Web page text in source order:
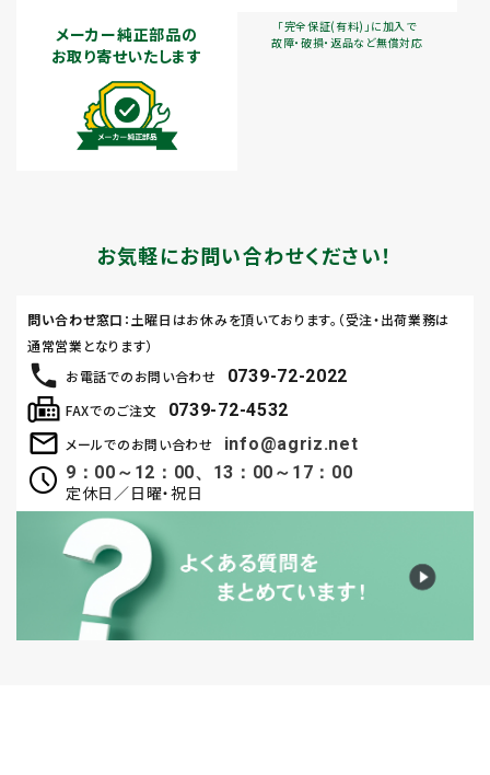
「完全保証(有料)」に加入で
故障・破損・返品など無償対応
メーカー純正部品の
お取り寄せいたします
お気軽にお問い合わせください！
お電話でのお問い合わせ 0739-72-2022
メールでのお問い合わせ
info@agriz.net
9：00～12：00、13：00～17：00
定休日／日曜・祝日
FAXでのご注文 0739-72-4532
問い合わせ窓口 ：土曜日はお休みを頂いております。（受注・出荷業務は
通常営業となります）